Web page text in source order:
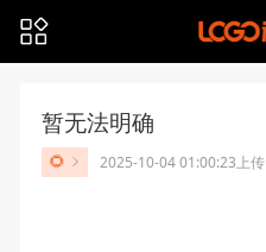
暂无法明确
🌻 2025-10-04 01:00:23上传